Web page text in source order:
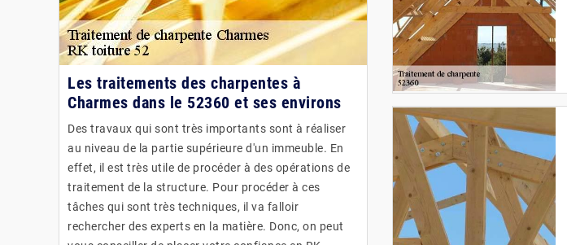
Les traitements des charpentes à
Charmes dans le 52360 et ses environs
Des travaux qui sont très importants sont à réaliser
au niveau de la partie supérieure d'un immeuble. En
effet, il est très utile de procéder à des opérations de
traitement de la structure. Pour procéder à ces
tâches qui sont très techniques, il va falloir
rechercher des experts en la matière. Donc, on peut